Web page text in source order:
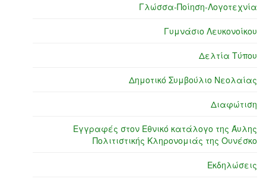
Γλώσσα-Ποίηση-Λογοτεχνία
Γυμνάσιο Λευκονοίκου
Δελτία Τύπου
Δημοτικό Συμβούλιο Νεολαίας
Διαφώτιση
Εγγραφές στον Εθνικό κατάλογο της Άυλης
Πολιτιστικής Κληρονομιάς της Ουνέσκο
Εκδηλώσεις